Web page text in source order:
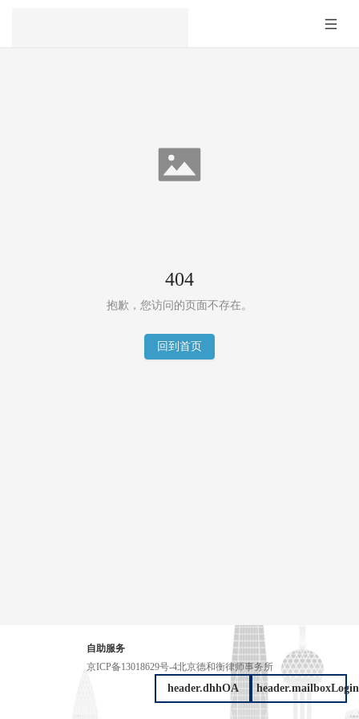
404
抱歉，您访问的页面不存在。
回到首页
自助服务
京ICP备13018629号-4北京德和衡律师事务所
header.dhhOA header.mailboxLogin